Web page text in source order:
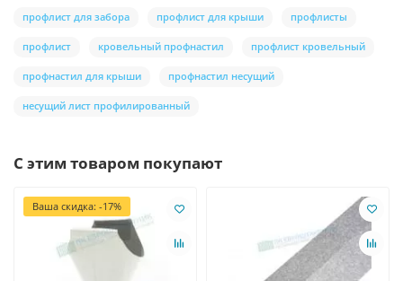
профлист для забора профлист для крыши профлисты
профлист кровельный профнастил профлист кровельный
профнастил для крыши профнастил несущий
несущий лист профилированный
С этим товаром покупают
Ваша скидка: -17%